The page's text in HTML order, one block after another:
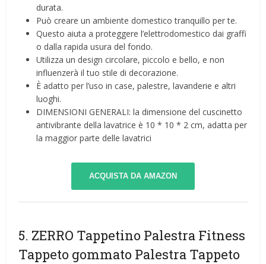
durata.
Può creare un ambiente domestico tranquillo per te.
Questo aiuta a proteggere l’elettrodomestico dai graffi
o dalla rapida usura del fondo.
Utilizza un design circolare, piccolo e bello, e non
influenzerà il tuo stile di decorazione.
È adatto per l’uso in case, palestre, lavanderie e altri
luoghi.
DIMENSIONI GENERALI: la dimensione del cuscinetto
antivibrante della lavatrice è 10 * 10 * 2 cm, adatta per
la maggior parte delle lavatrici
ACQUISTA DA AMAZON
5. ZERRO Tappetino Palestra Fitness
Tappeto gommato Palestra Tappeto